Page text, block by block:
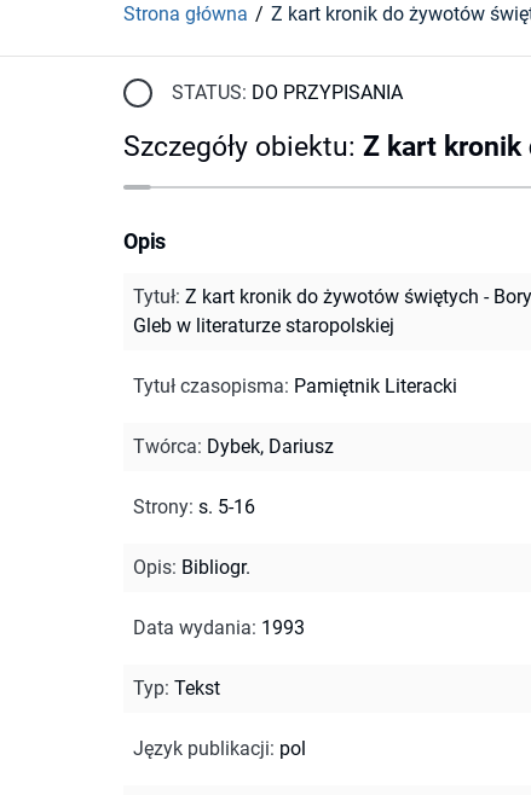
Strona główna
STATUS: DO PRZYPISANIA
Szczegóły obiektu: Z kart kronik
Opis
Tytuł: Z kart kronik do żywotów świętych -
Gleb w literaturze staropolskiej
Tytuł czasopisma: Pamiętnik Literacki
Twórca: Dybek, Dariusz
Strony: s. 5-16
Opis: Bibliogr.
Data wydania: 1993
Typ: Tekst
Język publikacji: pol